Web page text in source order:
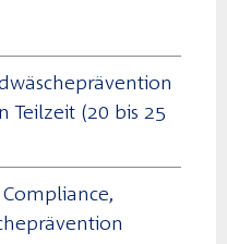
Teilzeit (20 bis 25